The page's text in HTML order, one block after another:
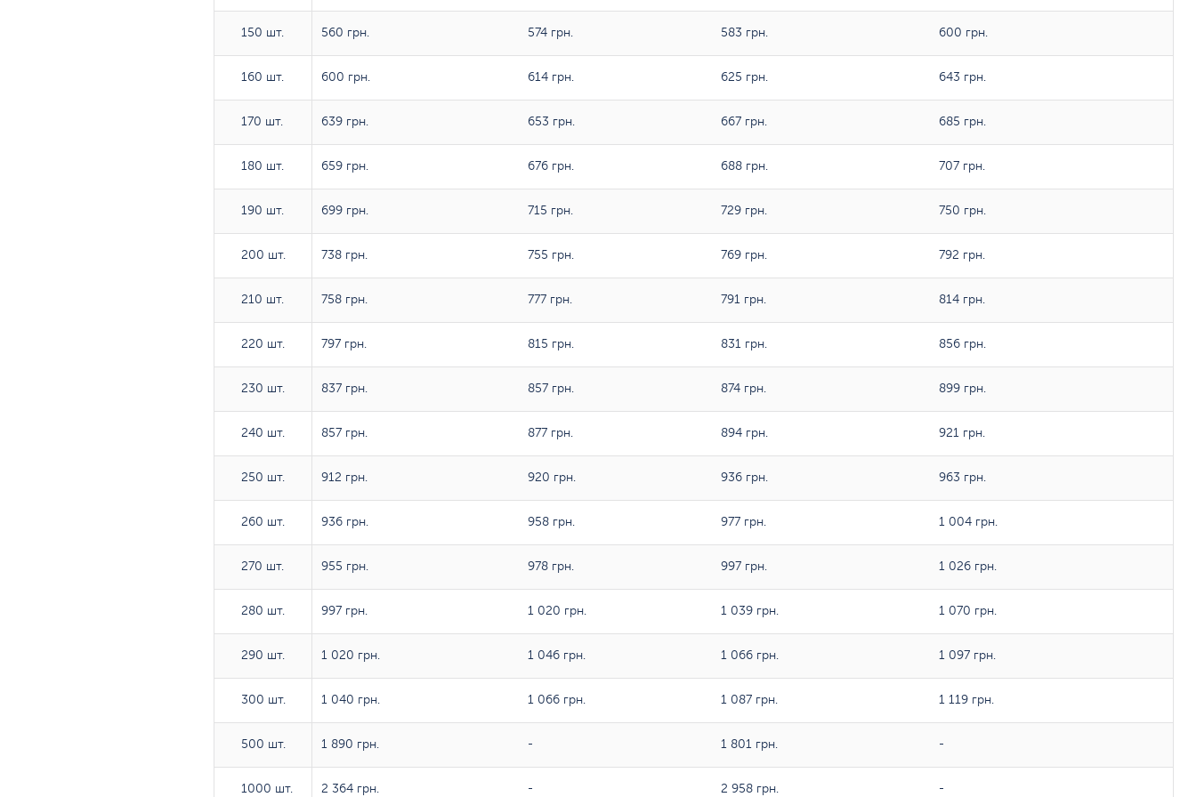
150 шт.
160 шт.
170 шт.
180 шт.
190 шт.
200 шт.
210 шт.
220 шт.
230 шт.
240 шт.
250 шт.
260 шт.
270 шт.
280 шт.
290 шт.
300 шт.
500 шт.
1000 шт.
150 шт. 560 грн. 574 грн. 583 грн. 600 грн.
160 шт. 600 грн. 614 грн. 625 грн. 643 грн.
170 шт. 639 грн. 653 грн. 667 грн. 685 грн.
180 шт. 659 грн. 676 грн. 688 грн. 707 грн.
190 шт. 699 грн. 715 грн. 729 грн. 750 грн.
200 шт. 738 грн. 755 грн. 769 грн. 792 грн.
210 шт. 758 грн. 777 грн. 791 грн. 814 грн.
220 шт. 797 грн. 815 грн. 831 грн. 856 грн.
230 шт. 837 грн. 857 грн. 874 грн. 899 грн.
240 шт. 857 грн. 877 грн. 894 грн. 921 грн.
250 шт. 912 грн. 920 грн. 936 грн. 963 грн.
260 шт. 936 грн. 958 грн. 977 грн. 1 004 грн.
270 шт. 955 грн. 978 грн. 997 грн. 1 026 грн.
280 шт. 997 грн. 1 020 грн. 1 039 грн. 1 070 грн.
290 шт. 1 020 грн. 1 046 грн. 1 066 грн. 1 097 грн.
300 шт. 1 040 грн. 1 066 грн. 1 087 грн. 1 119 грн.
500 шт. 1 890 грн. - 1 801 грн. -
1000 шт. 2 364 грн. - 2 958 грн. -